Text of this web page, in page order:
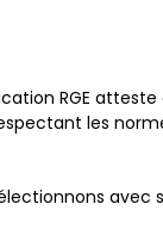
RGE
les